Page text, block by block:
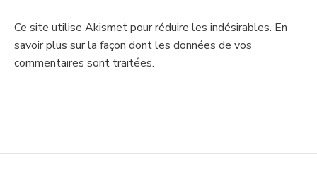
Ce site utilise Akismet pour réduire les indésirables. En
savoir plus sur la façon dont les données de vos
commentaires sont traitées.